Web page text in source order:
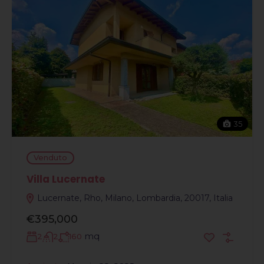
35
Venduto
Villa Lucernate
Lucernate, Rho, Milano, Lombardia, 20017, Italia
€395,000
2 2 160 mq